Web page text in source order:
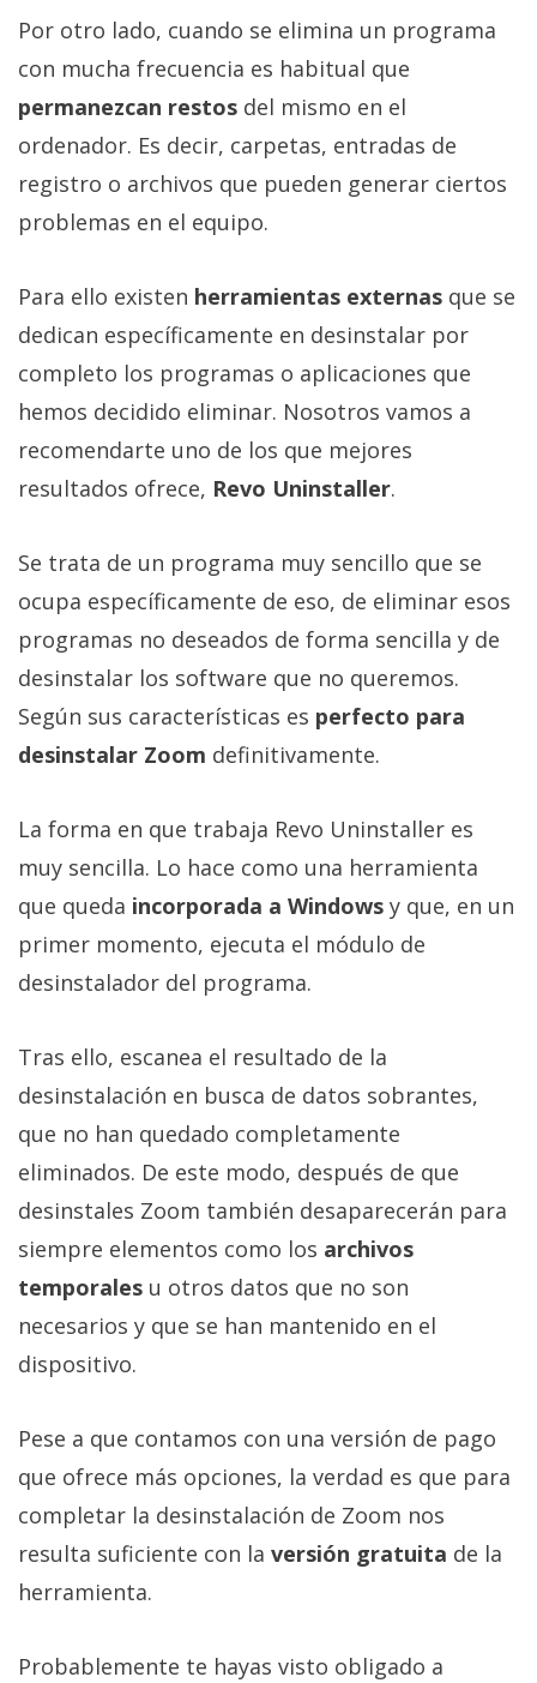
Por otro lado, cuando se elimina un programa
con mucha frecuencia es habitual que
permanezcan restos del mismo en el
ordenador. Es decir, carpetas, entradas de
registro o archivos que pueden generar ciertos
problemas en el equipo.
Para ello existen herramientas externas que se
dedican específicamente en desinstalar por
completo los programas o aplicaciones que
hemos decidido eliminar. Nosotros vamos a
recomendarte uno de los que mejores
resultados ofrece, Revo Uninstaller.
Se trata de un programa muy sencillo que se
ocupa específicamente de eso, de eliminar esos
programas no deseados de forma sencilla y de
desinstalar los software que no queremos.
Según sus características es perfecto para
desinstalar Zoom definitivamente.
La forma en que trabaja Revo Uninstaller es
muy sencilla. Lo hace como una herramienta
que queda incorporada a Windows y que, en un
primer momento, ejecuta el módulo de
desinstalador del programa.
Tras ello, escanea el resultado de la
desinstalación en busca de datos sobrantes,
que no han quedado completamente
eliminados. De este modo, después de que
desinstales Zoom también desaparecerán para
siempre elementos como los archivos
temporales u otros datos que no son
necesarios y que se han mantenido en el
dispositivo.
Pese a que contamos con una versión de pago
que ofrece más opciones, la verdad es que para
completar la desinstalación de Zoom nos
resulta suficiente con la versión gratuita de la
herramienta.
Probablemente te hayas visto obligado a